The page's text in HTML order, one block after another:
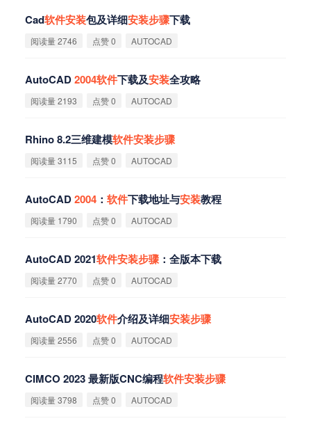
Cad软件安装包及详细安装步骤下载
阅读量 2746 点赞 0 AUTOCAD
AutoCAD2004软件下载及安装全攻略
阅读量 2193 点赞 0 AUTOCAD
Rhino 8.2三维建模软件安装步骤
阅读量 3115 点赞 0 AUTOCAD
AutoCAD2004 ： 软件下载地址与安装教程
阅读量 1790 点赞 0 AUTOCAD
AutoCAD 2021软件安装步骤：全版本下载
阅读量 2770 点赞 0 AUTOCAD
AutoCAD 2020软件介绍及详细安装步骤
阅读量 2556 点赞 0 AUTOCAD
CIMCO 2023 最新版CNC编程软件安装步骤
阅读量 3798 点赞 0 AUTOCAD